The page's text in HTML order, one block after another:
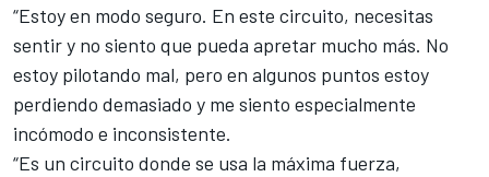
“Estoy en modo seguro. En este circuito, necesitas
sentir y no siento que pueda apretar mucho más. No
estoy pilotando mal, pero en algunos puntos estoy
perdiendo demasiado y me siento especialmente
incómodo e inconsistente.
“Es un circuito donde se usa la máxima fuerza,